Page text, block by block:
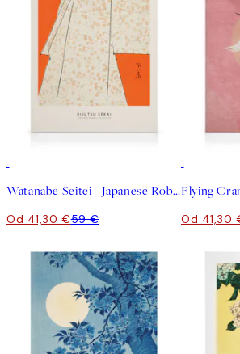
Watanabe Seitei - Japanese Robe Illustration Obraz na plátne
Od 41,30 €59 €
Flying
Od 41,30